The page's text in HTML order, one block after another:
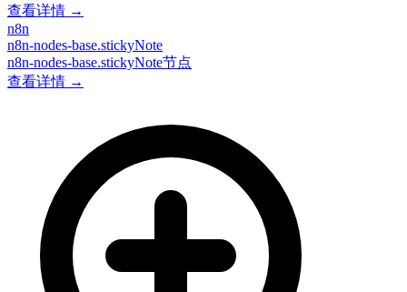
查看详情 →
n8n
n8n-nodes-base.stickyNote
n8n-nodes-base.stickyNote节点
查看详情 →